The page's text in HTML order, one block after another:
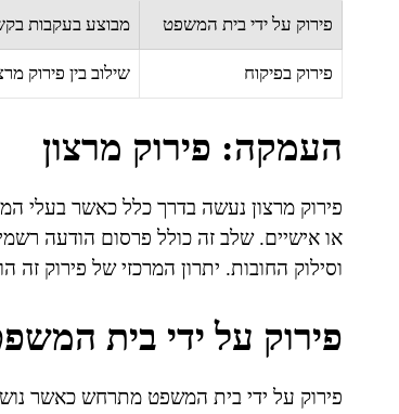
פירוק על ידי בית המשפט מבוצע בעקבות
פירוק בפיקוח שילוב בין פירוק
העמקה: פירוק מרצון
פירוק מרצון נעשה בדרך כלל כאשר בעלי
או אישיים. שלב זה כולל פרסום הודעה
וסילוק החובות. יתרון המרכזי של פירוק
פירוק על ידי בית
פירוק על ידי בית המשפט מתרחש כאשר